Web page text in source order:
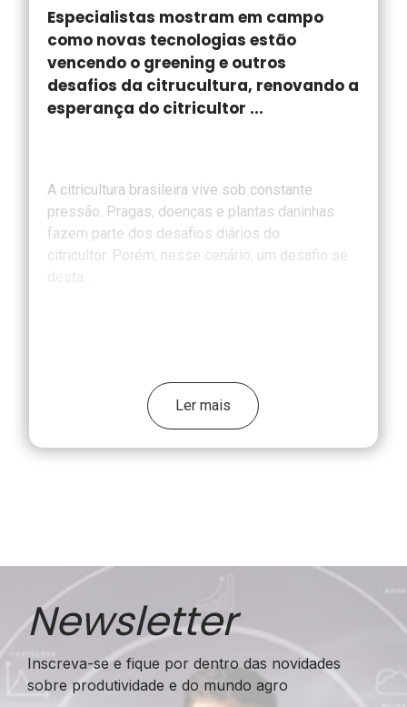
Especialistas mostram em campo
como novas tecnologias estão
vencendo o greening e outros
desafios da citrucultura, renovando a
esperança do citricultor ...
A citricultura brasileira vive sob constante
pressão. Pragas, doenças e plantas daninhas
fazem parte dos desafios diários do
citricultor. Porém, nesse cenário, um desafio se
desta...
Ler mais
Newsletter
Inscreva-se e fique por dentro das novidades
sobre produtividade e do mundo agro